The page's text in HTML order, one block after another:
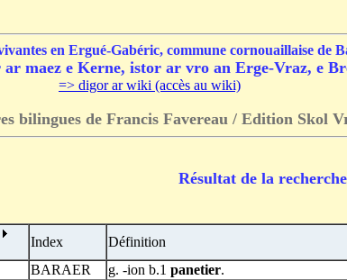
en Ergué-Gabéric, commune cornouaillaise de
ar maez e Kerne, istor ar vro an Erge-Vraz, e
=> digor ar wiki (accès au wiki)
bilingues de Francis Favereau / Edition Skol
Résultat de la
Index
Définition
BARAER
g. -ion b.1 panetier.